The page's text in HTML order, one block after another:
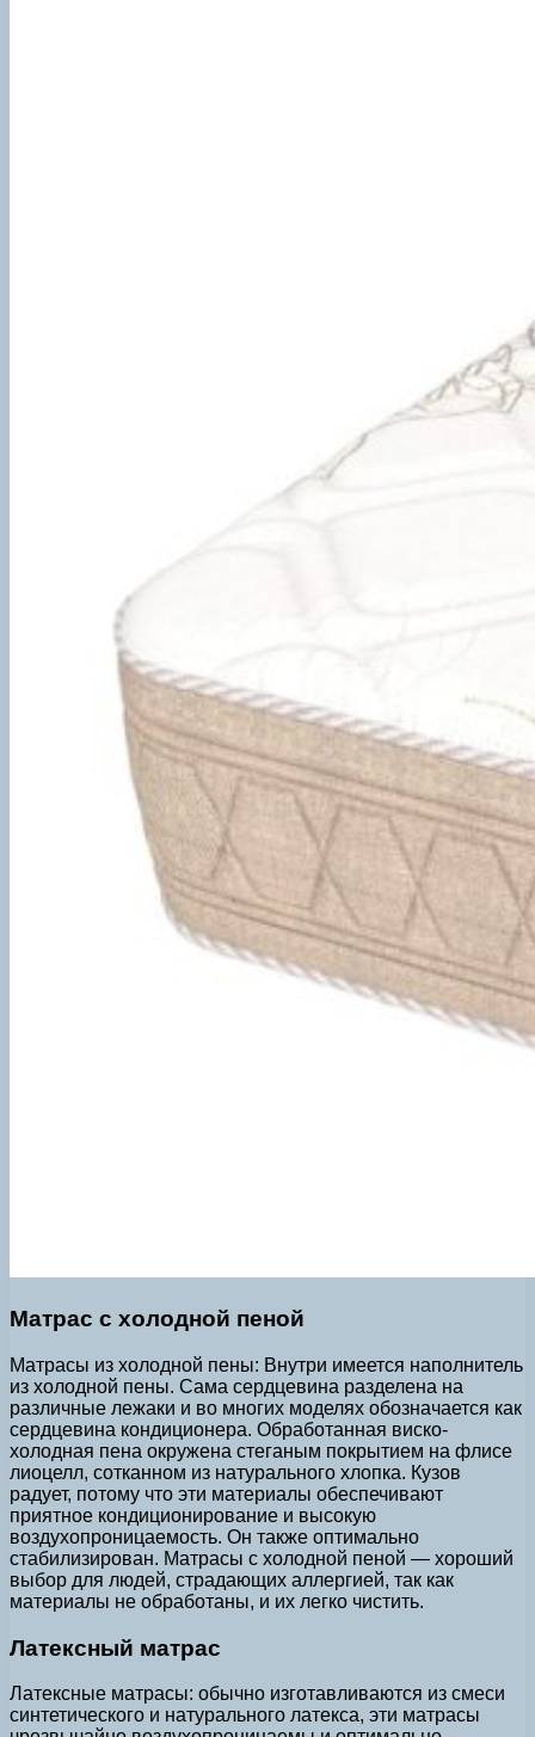
Матрас с холодной пеной
Матрасы из холодной пены: Внутри имеется наполнитель
из холодной пены. Сама сердцевина разделена на
различные лежаки и во многих моделях обозначается как
сердцевина кондиционера. Обработанная виско-
холодная пена окружена стеганым покрытием на флисе
лиоцелл, сотканном из натурального хлопка. Кузов
радует, потому что эти материалы обеспечивают
приятное кондиционирование и высокую
воздухопроницаемость. Он также оптимально
стабилизирован. Матрасы с холодной пеной — хороший
выбор для людей, страдающих аллергией, так как
материалы не обработаны, и их легко чистить.
Латексный матрас
Латексные матрасы: обычно изготавливаются из смеси
синтетического и натурального латекса, эти матрасы